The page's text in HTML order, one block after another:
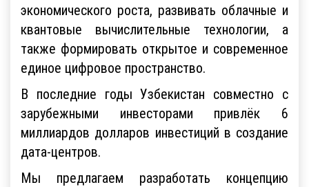
экономического роста, развивать облачные и
квантовые вычислительные технологии, а
также формировать открытое и современное
единое цифровое пространство.
В последние годы Узбекистан совместно с
зарубежными инвесторами привлёк 6
миллиардов долларов инвестиций в создание
дата-центров.
Мы предлагаем разработать концепцию